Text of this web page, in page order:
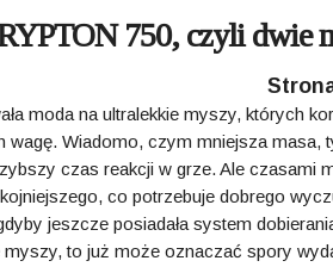
750, czyli dwie
moda na ultralekkie myszy, których
wagę. Wiadomo, czym mniejsza
czas reakcji w grze. Ale czasami
co potrzebuje dobrego
jeszcze posiadała system
myszy, to już może oznaczać spory